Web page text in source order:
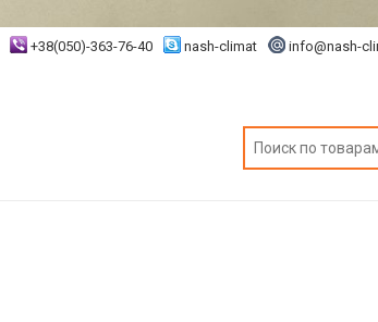
+38(050)-363-76-40 nash-climat info@nash-